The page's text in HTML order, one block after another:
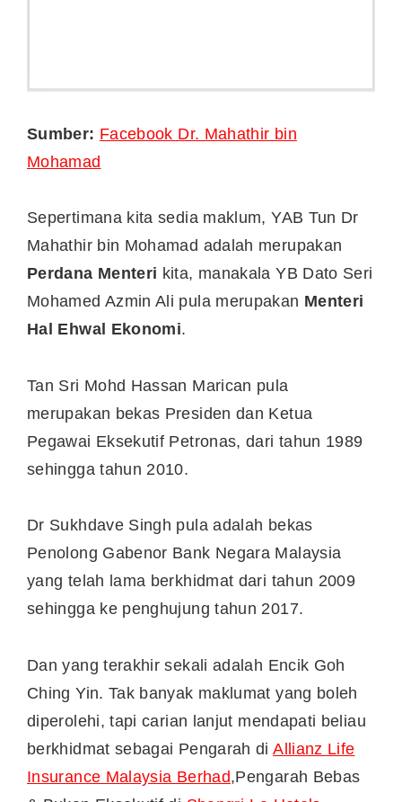
Sumber: Facebook Dr. Mahathir bin
Mohamad
Sepertimana kita sedia maklum, YAB Tun Dr
Mahathir bin Mohamad adalah merupakan
Perdana Menteri kita, manakala YB Dato Seri
Mohamed Azmin Ali pula merupakan Menteri
Hal Ehwal Ekonomi.
Tan Sri Mohd Hassan Marican pula
merupakan bekas Presiden dan Ketua
Pegawai Eksekutif Petronas, dari tahun 1989
sehingga tahun 2010.
Dr Sukhdave Singh pula adalah bekas
Penolong Gabenor Bank Negara Malaysia
yang telah lama berkhidmat dari tahun 2009
sehingga ke penghujung tahun 2017.
Dan yang terakhir sekali adalah Encik Goh
Ching Yin. Tak banyak maklumat yang boleh
diperolehi, tapi carian lanjut mendapati beliau
berkhidmat sebagai Pengarah diAllianz Life
Insurance Malaysia Berhad,Pengarah Bebas